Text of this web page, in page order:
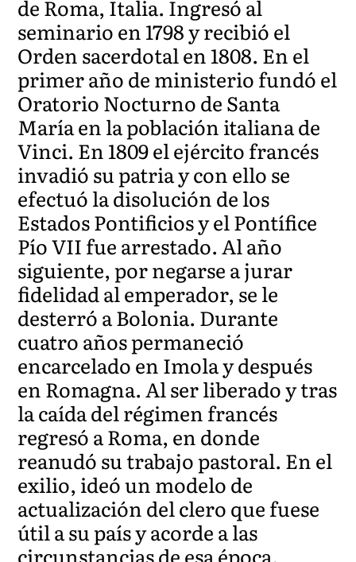
de Roma, Italia. Ingresó al
seminario en 1798 y recibió el
Orden sacerdotal en 1808. En el
primer año de ministerio fundó el
Oratorio Nocturno de Santa
María en la población italiana de
Vinci. En 1809 el ejército francés
invadió su patria y con ello se
efectuó la disolución de los
Estados Pontificios y el Pontífice
Pío VII fue arrestado. Al año
siguiente, por negarse a jurar
fidelidad al emperador, se le
desterró a Bolonia. Durante
cuatro años permaneció
encarcelado en Imola y después
en Romagna. Al ser liberado y tras
la caída del régimen francés
regresó a Roma, en donde
reanudó su trabajo pastoral. En el
exilio, ideó un modelo de
actualización del clero que fuese
útil a su país y acorde a las
circunstancias de esa época.